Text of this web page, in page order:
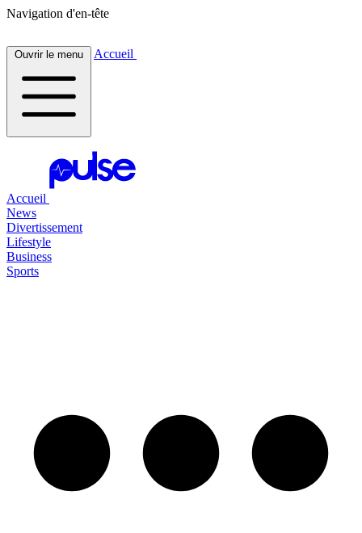
Navigation d'en-tête
Ouvrir le menu Accueil
Accueil
News
Divertissement
Lifestyle
Business
Sports